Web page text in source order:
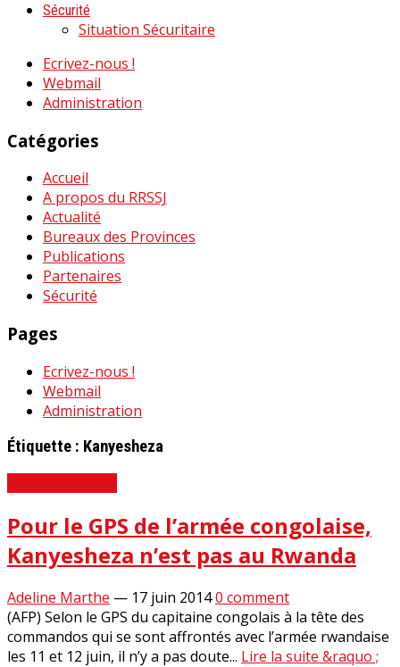
Sécurité
Situation Sécuritaire
Ecrivez-nous !
Webmail
Administration
Catégories
Accueil
A propos du RRSSJ
Actualité
Bureaux des Provinces
Publications
Partenaires
Sécurité
Pages
Ecrivez-nous !
Webmail
Administration
Étiquette : Kanyesheza
Pour le GPS de l’armée congolaise,
Kanyesheza n’est pas au Rwanda
Adeline Marthe — 17 juin 20140 comment
(AFP) Selon le GPS du capitaine congolais à la tête des
commandos qui se sont affrontés avec l’armée rwandaise
les 11 et 12 juin, il n’y a pas doute... Lire la suite &raquo ;